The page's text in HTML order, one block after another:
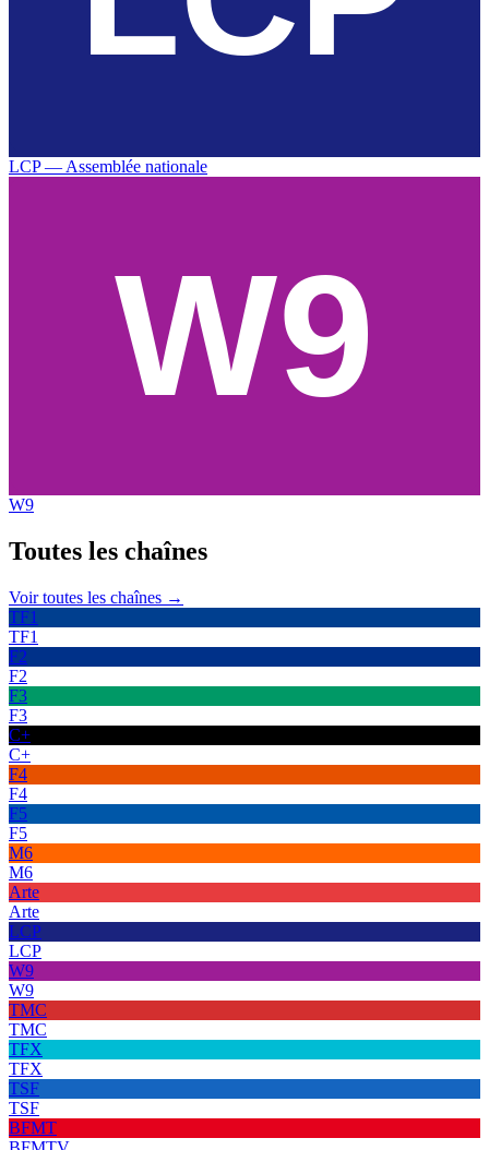
LCP — Assemblée nationale
W9
Toutes les chaînes
Voir toutes les chaînes →
TF1
TF1
F2
F2
F3
F3
C+
C+
F4
F4
F5
F5
M6
M6
Arte
Arte
LCP
LCP
W9
W9
TMC
TMC
TFX
TFX
TSF
TSF
BFMT